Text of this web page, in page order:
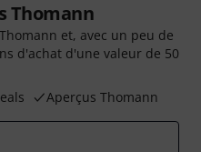
Thomann
et, avec un peu de
d'achat d'une valeur de 50
Aperçus Thomann